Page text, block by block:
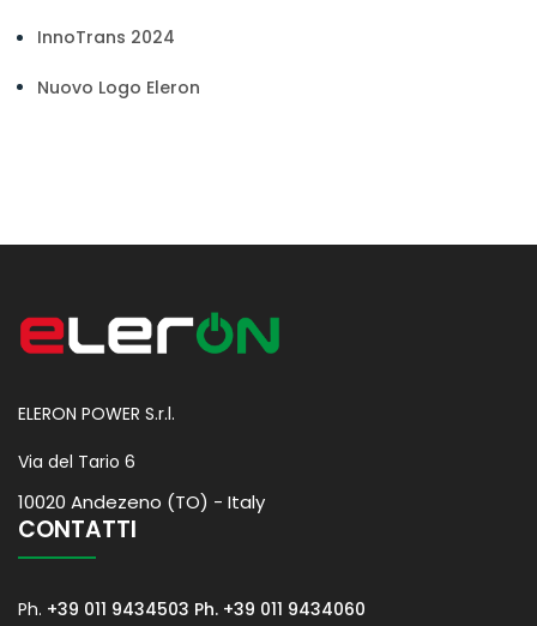
InnoTrans 2024
Nuovo Logo Eleron
ELERON POWER S.r.l.
Via del Tario 6
10020 Andezeno (TO) - Italy
CONTATTI
Ph. +39 011 9434503 Ph. +39 011 9434060